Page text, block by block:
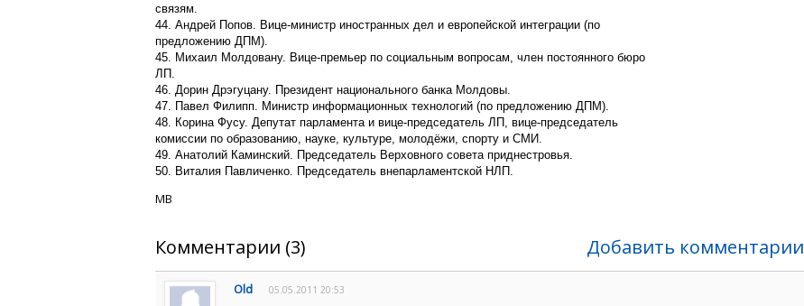
связям.
44. Андрей Попов. Вице-министр иностранных дел и европейской интеграции (по
предложению ДПМ).
45. Михаил Молдовану. Вице-премьер по социальным вопросам, член постоянного бюро
ЛП.
46. Дорин Дрэгуцану. Президент национального банка Молдовы.
47. Павел Филипп. Министр информационных технологий (по предложению ДПМ).
48. Корина Фусу. Депутат парламента и вице-председатель ЛП, вице-председатель
комиссии по образованию, науке, культуре, молодёжи, спорту и СМИ.
49. Анатолий Каминский. Председатель Верховного совета приднестровья.
50. Виталия Павличенко. Председатель внепарламентской НЛП.
МВ
Комментарии (3) Добавить комментарии
Old 05.05.2011 20:53